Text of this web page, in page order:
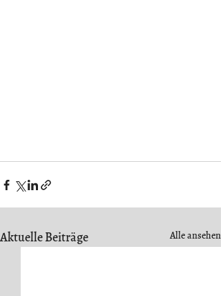
Aktuelle Beiträge Alle ansehen